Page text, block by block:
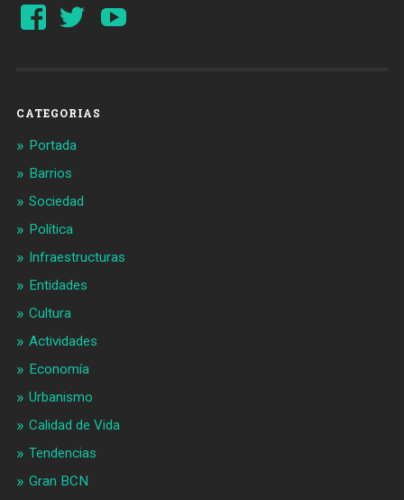
Ver
perfil
Ver
perfil
CATEGORIAS
Portada
Barrios
Sociedad
Política
Infraestructuras
Entidades
Cultura
Actividades
Economía
Urbanismo
Calidad de Vida
Tendencias
Gran BCN